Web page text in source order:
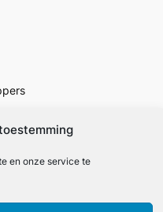
en onze service te
Facebook